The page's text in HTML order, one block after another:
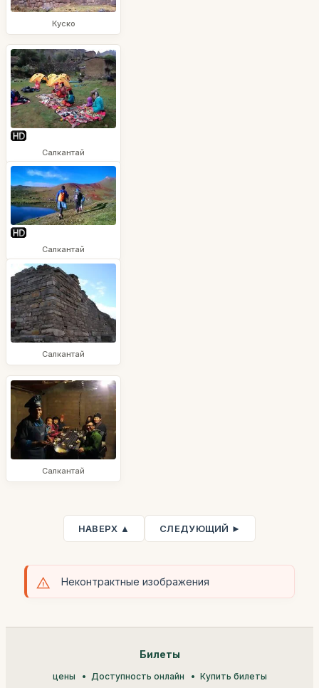
Куско
Салкантай
Салкантай
Салкантай
Салкантай
НАВЕРХ ▲ СЛЕДУЮЩИЙ ►
Неконтрактные изображения
Билеты
цены Доступность онлайн Купить билеты